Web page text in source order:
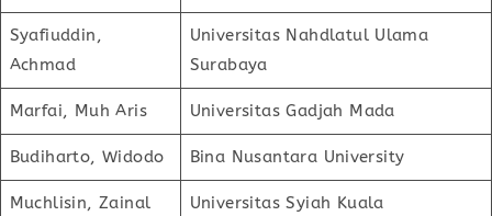
Syafiuddin,
Achmad
Universitas Nahdlatul Ulama
Surabaya
Marfai, Muh Aris Universitas Gadjah Mada
Budiharto, Widodo Bina Nusantara University
Muchlisin, Zainal
Universitas Syiah Kuala